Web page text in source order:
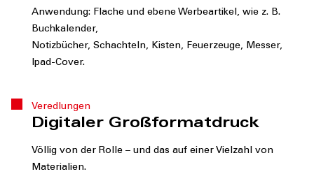
Anwendung: Flache und ebene Werbeartikel, wie z. B.
Buchkalender,
Notizbücher, Schachteln, Kisten, Feuerzeuge, Messer,
Ipad-Cover.
Veredlungen
Digitaler Großformatdruck
Völlig von der Rolle – und das auf einer Vielzahl von
Materialien.